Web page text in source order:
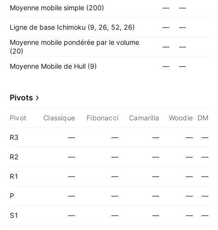
Moyenne mobile simple (200) — —
Ligne de base Ichimoku (9, 26, 52, 26) —
—
Moyenne mobile pondérée par le volume
(20)
— —
Moyenne Mobile de Hull (9) — —
Pivots
Pivot Classique Fibonacci Camarilla Woodie DM
R3 — — — — —
R2 — — — — —
R1 — — — — —
P — — — — —
S1 — — — — —